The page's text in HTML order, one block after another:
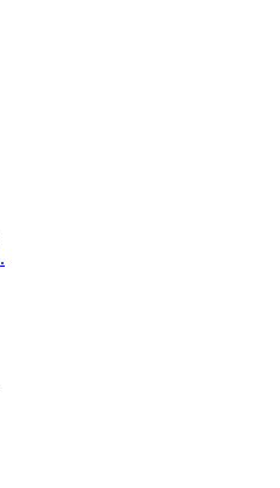
برای محصولات بیشتر کلیک کنید.